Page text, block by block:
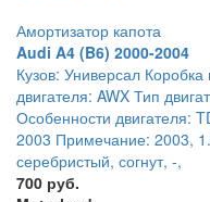
Амортизатор капота
Audi A4 (B6) 2000-2004
Кузов: Универсал
двигателя: AWX Тип
Особенности двигателя:
2003 Примечание: 2003,
серебристый, согнут, -,
700 руб.